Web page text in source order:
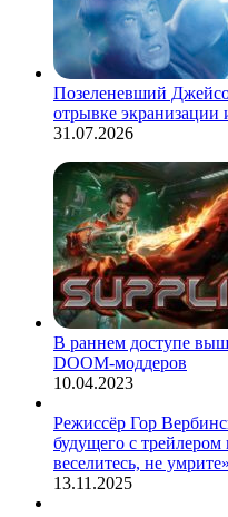
Позеленевший
отрывке
31.07.2026
В раннем доступе
DOOM-моддеров
10.04.2023
Режиссёр Гор
будущего с
веселитесь, не умрите»
13.11.2025